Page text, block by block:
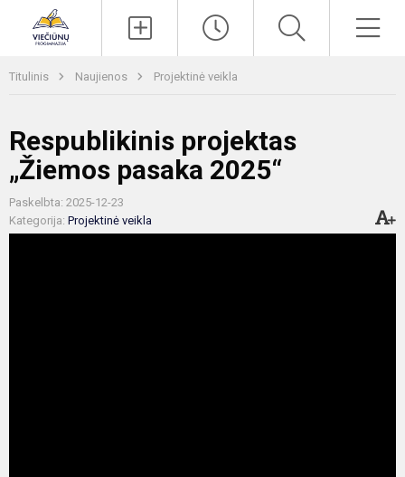
Titulinis Naujienos Projektinė veikla
Respublikinis projektas
„Žiemos pasaka 2025“
Paskelbta: 2025-12-23
Kategorija: Projektinė veikla